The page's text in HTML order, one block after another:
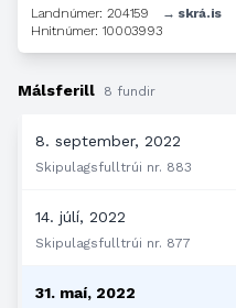
Landnúmer: 204159
→ skrá.is
Hnitnúmer: 10003993
Málsferill 8 fundir
8. september, 2022
Skipulagsfulltrúi nr. 883
14. júlí, 2022
Skipulagsfulltrúi nr. 877
31. maí, 2022